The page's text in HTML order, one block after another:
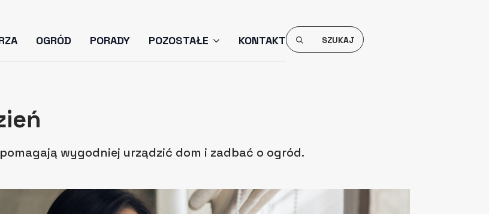
OGRÓD PORADY POZOSTAŁE KONTAKT
Search
For:
wygodniej urządzić dom i zadbać o ogród.